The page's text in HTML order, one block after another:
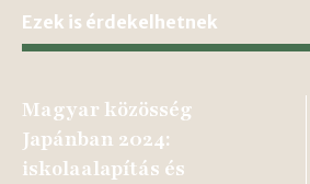
Ezek is érdekelhetnek
Magyar közösség
Japánban 2024:
iskolaalapítás és